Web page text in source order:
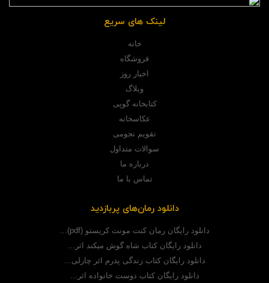
لینک های سریع
خانه
فروشگاه
اخبار روز
وبلاگ
کتابخانه گوپی
عکاسخانه
تقویم نجومی
سوالات متداول
درباره ما
تماس با ما
دانلود رمان‌های پربازدید
دانلود رایگان رمان کنت مونت کریستو (pdf)...
دانلود رایگان کتاب شاه گوش میکند اثر...
دانلود رایگان کتاب زندگی پدرم اثر چارلی...
دانلود رایگان کتاب دوست خانواده اثر...